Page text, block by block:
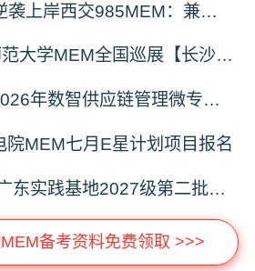
34岁二胎妈妈逆袭上岸西交985MEM：兼顾工作带娃，零基础5个月逆风翻盘
7月25日华东师范大学MEM全国巡展【长沙站】开启，欢迎报考！
北方民族大学2026年数智供应链管理微专业招生简章
院MEM七月E星计划项目报名
吉林大学MEM广东实践基地2027级第二批次预审面试启动
备考资料免费领取 >>>